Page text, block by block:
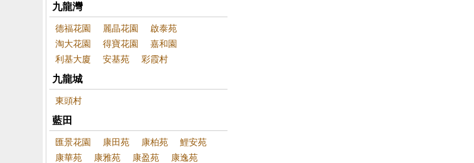
九龍灣
德福花園 麗晶花園
啟泰苑
淘大花園
得寶花園
嘉和園
利基大廈
安基苑 彩霞村
九龍城
東頭村
藍田
匯景花園 康田苑 康柏苑
鯉安苑
康華苑
康雅苑 康盈苑
康逸苑